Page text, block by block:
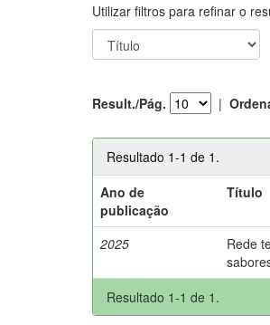
Utilizar filtros para refinar o
Result./Pág. |
Resultado 1-1 de 1.
Ano de
publicação
Título
2025
Rede
Resultado 1-1 de 1.